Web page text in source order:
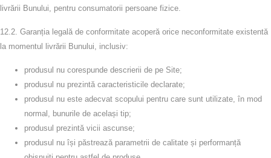
livrării Bunului, pentru consumatorii persoane fizice.
12.2. Garanția legală de conformitate acoperă orice neconformitate existentă
la momentul livrării Bunului, inclusiv:
produsul nu corespunde descrierii de pe Site;
produsul nu prezintă caracteristicile declarate;
produsul nu este adecvat scopului pentru care sunt utilizate, în mod
normal, bunurile de același tip;
produsul prezintă vicii ascunse;
produsul nu își păstrează parametrii de calitate și performanță